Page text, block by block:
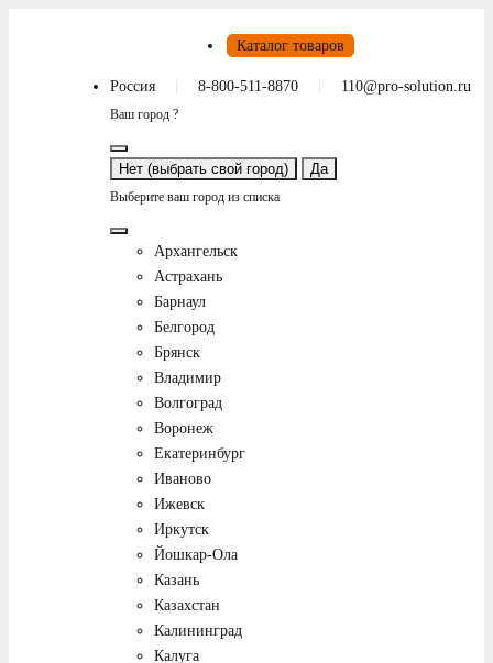
Каталог товаров
Россия 8-800-511-8870 110@pro-solution.ru
Ваш город ?
Нет (выбрать свой город) Да
Выберите ваш город из списка
Архангельск
Астрахань
Барнаул
Белгород
Брянск
Владимир
Волгоград
Воронеж
Екатеринбург
Иваново
Ижевск
Иркутск
Йошкар-Ола
Казань
Казахстан
Калининград
Калуга